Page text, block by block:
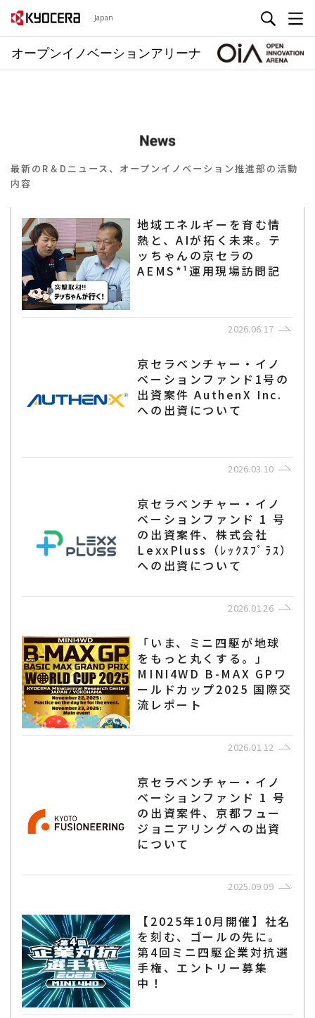
Japan
オープンイノベーションアリーナ
最新のR＆Dニュース、オープンイノベーション推進部の活動
内容
地域エネルギーを育む情
熱と、AIが拓く未来。テ
ッちゃんの京セラの
AEMS*¹運用現場訪問記
2026.06.17
京セラベンチャー・イノ
ベーションファンド1号の
出資案件 AuthenX Inc.
への出資について
2026.03.10
京セラベンチャー・イノ
ベーションファンド 1 号
の出資案件、株式会社
LexxPluss（ﾚｯｸｽﾌﾟﾗｽ）
への出資について
2026.01.26
「いま、ミニ四駆が地球
をもっと丸くする。」
MINI4WD B-MAX GPワ
ールドカップ2025 国際交
流レポート
2026.01.12
京セラベンチャー・イノ
ベーションファンド 1 号
の出資案件、京都フュー
ジョニアリングへの出資
について
2025.09.09
【2025年10月開催】社名
を刻む、ゴールの先に。
第4回ミニ四駆企業対抗選
手権、エントリー募集
中！